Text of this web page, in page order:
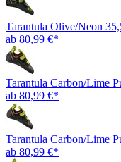
Tarantula Olive/Neon
ab 80,99 €*
Tarantula Carbon/Lime
ab 80,99 €*
Tarantula Carbon/Lime
ab 80,99 €*